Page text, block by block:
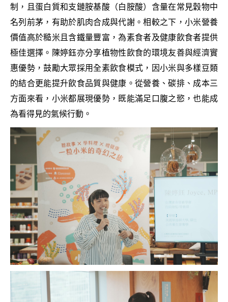
制，且蛋白質和支鏈胺基酸（白胺酸）含量在常見穀物中
名列前茅，有助於肌肉合成與代謝。相較之下，小米營養
價值高於糙米且含鐵量豐富，為素食者及健康飲食者提供
極佳選擇。陳婷鈺亦分享植物性飲食的環境友善與經濟實
惠優勢，鼓勵大眾採用全素飲食模式，因小米與多樣豆類
的結合更能提升飲食品質與健康。從營養、碳排、成本三
方面來看，小米都展現優勢，既能滿足口腹之慾，也能成
為看得見的氣候行動。